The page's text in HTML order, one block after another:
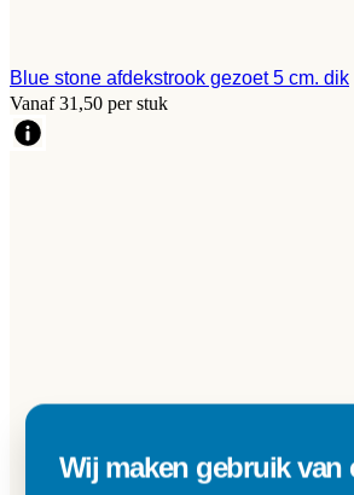
Blue stone afdekstrook gezoet 5 cm. dik
Vanaf 31,50 per stuk
Wij maken gebruik van